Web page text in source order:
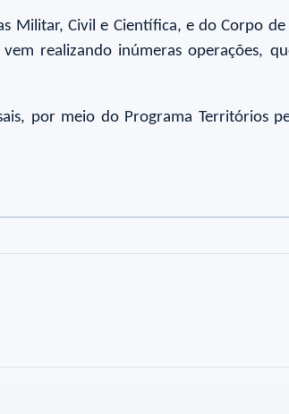
Militar, Civil e Científica, e do Corpo
realizando inúmeras operações,
por meio do Programa Territórios